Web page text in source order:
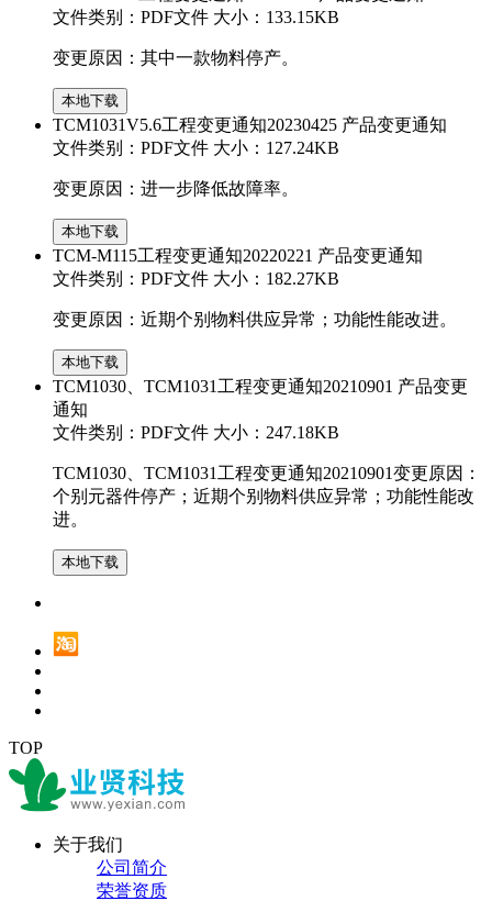
文件类别：PDF文件 大小：133.15KB
变更原因：其中一款物料停产。
本地下载
TCM1031V5.6工程变更通知20230425 产品变更通知
文件类别：PDF文件 大小：127.24KB
变更原因：进一步降低故障率。
本地下载
TCM-M115工程变更通知20220221 产品变更通知
文件类别：PDF文件 大小：182.27KB
变更原因：近期个别物料供应异常；功能性能改进。
本地下载
TCM1030、TCM1031工程变更通知20210901 产品变更
通知
文件类别：PDF文件 大小：247.18KB
TCM1030、TCM1031工程变更通知20210901变更原因：
个别元器件停产；近期个别物料供应异常；功能性能改
进。
本地下载
TOP
关于我们
公司简介
荣誉资质